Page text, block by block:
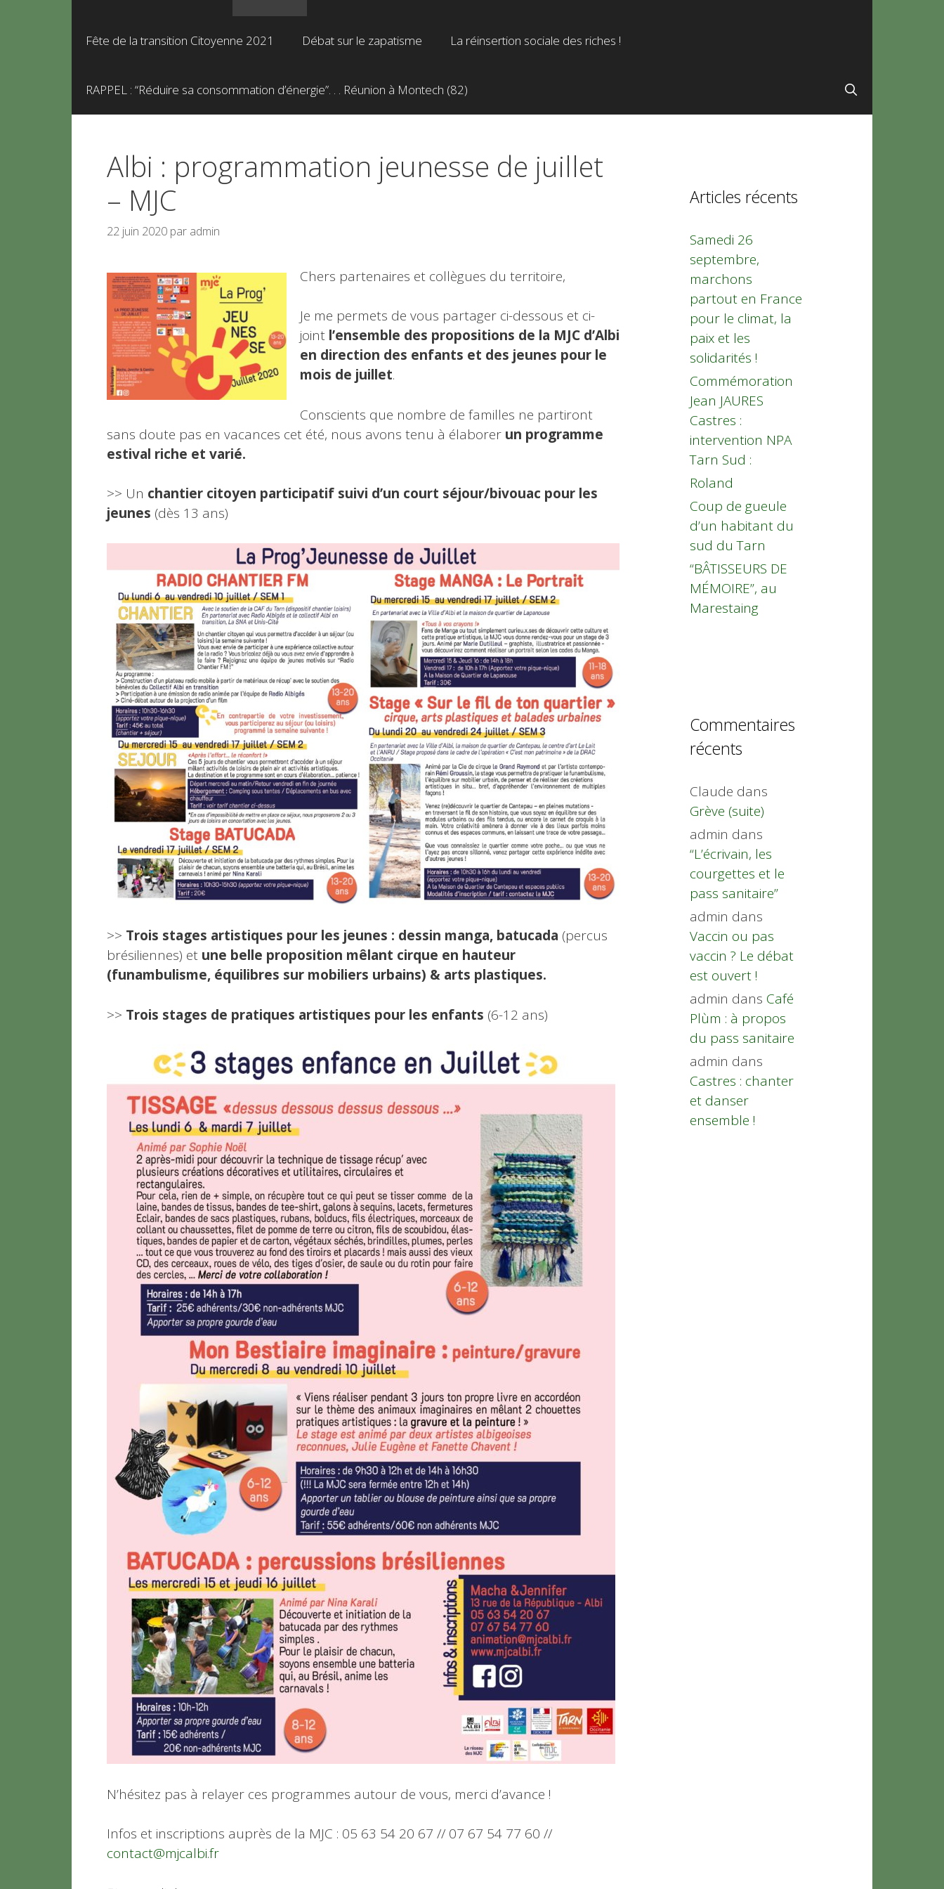
Fête de la transition Citoyenne 2021 Débat sur le zapatisme La réinsertion sociale des riches !
RAPPEL : “Réduire sa consommation d’énergie”. . . Réunion à Montech (82)
Albi : programmation jeunesse de juillet
– MJC
22 juin 2020 par admin
Chers partenaires et collègues du territoire,
Je me permets de vous partager ci-dessous et ci-
joint l’ensemble des propositions de la MJC d’Albi
en direction des enfants et des jeunes pour le
mois de juillet.
Conscients que nombre de familles ne partiront
sans doute pas en vacances cet été, nous avons tenu à élaborer un programme
estival riche et varié.
>> Un chantier citoyen participatif suivi d’un court séjour/bivouac pour les
jeunes (dès 13 ans)
>> Trois stages artistiques pour les jeunes : dessin manga, batucada (percus
brésiliennes) et une belle proposition mêlant cirque en hauteur
(funambulisme, équilibres sur mobiliers urbains) & arts plastiques.
>> Trois stages de pratiques artistiques pour les enfants (6-12 ans)
N’hésitez pas à relayer ces programmes autour de vous, merci d’avance !
Infos et inscriptions auprès de la MJC : 05 63 54 20 67 // 07 67 54 77 60 //
contact@mjcalbi.fr
Articles récents
Samedi 26
septembre,
marchons
partout en France
pour le climat, la
paix et les
solidarités !
Commémoration
Jean JAURES
Castres :
intervention NPA
Tarn Sud :
Roland
Coup de gueule
d’un habitant du
sud du Tarn
“BÂTISSEURS DE
MÉMOIRE”, au
Marestaing
Commentaires
récents
Claude dans
Grève (suite)
admin dans
“L’écrivain, les
courgettes et le
pass sanitaire”
admin dans
Vaccin ou pas
vaccin ? Le débat
est ouvert !
admin dans Café
Plùm : à propos
du pass sanitaire
admin dans
Castres : chanter
et danser
ensemble !